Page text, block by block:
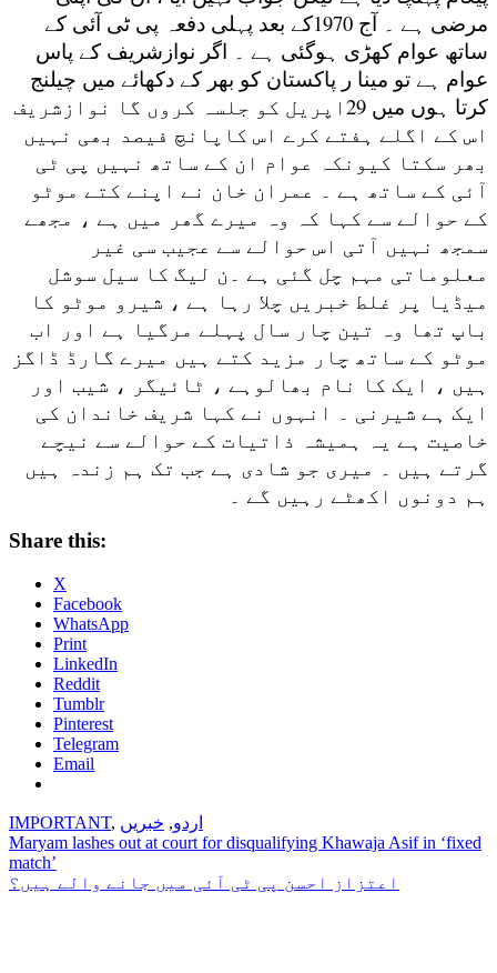
مرضی ہے ۔ آج 1970کے بعد پہلی دفعہ پی ٹی آئی کے
ساتھ عوام کھڑی ہوگئی ہے ۔ اگر نوازشریف کے پاس
عوام ہے تو مینا ر پاکستان کو بھر کے دکھائے میں چیلنج
کرتا ہوں میں 29اپریل کو جلسہ کروں گا نوازشریف
اس کے اگلے ہفتے کرے اس کاپانچ فیصد بھی نہیں
بھر سکتا کیونکہ عوام ان کے ساتھ نہیں پی ٹی
آئی کے ساتھ ہے ۔ عمران خان نے اپنے کتے موٹو
کے حوالے سے کہا کہ وہ میرے گھر میں ہے ، مجھے
سمجھ نہیں آتی اس حوالے سے عجیب سی غیر
معلوماتی مہم چل گئی ہے ۔ن لیگ کا سیل سوشل
میڈیا پر غلط خبریں چلا رہا ہے ، شیرو موٹو کا
باپ تھا وہ تین چار سال پہلے مرگیا ہے اور اب
موٹو کے ساتھ چار مزید کتے ہیں میرے گارڈ ڈاگز
ہیں ، ایک کا نام بھالوہے ، ٹائیگر ، شیب اور
ایک ہے شیرنی ۔ انہوں نے کہا شریف خاندان کی
خاصیت ہے یہ ہمیشہ ذاتیات کے حوالے سے نیچے
گرتے ہیں ۔ میری جو شادی ہے جب تک ہم زندہ ہیں
ہم دونوں اکھٹے رہیں گے ۔
Share this:
X
Facebook
WhatsApp
Print
LinkedIn
Reddit
Tumblr
Pinterest
Telegram
Email
IMPORTANT, اردو, خبریں
Post
navigation
Maryam lashes out at court for disqualifying Khawaja Asif in ‘fixed
match’
اعتزاز احسن پی ٹی آئی میں جانے والے ہیں؟